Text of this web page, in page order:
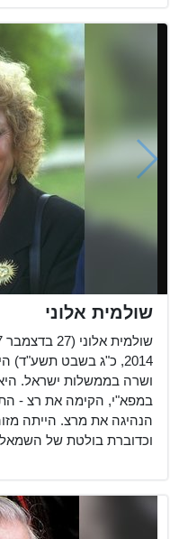
שולמית אלוני
2014, כ"ג בשבט
ושרה בממשלות ישראל.
במפא"י, הקימה את רצ -
הנהיגה את מרצ. הייתה
וכדוברת בולטת של